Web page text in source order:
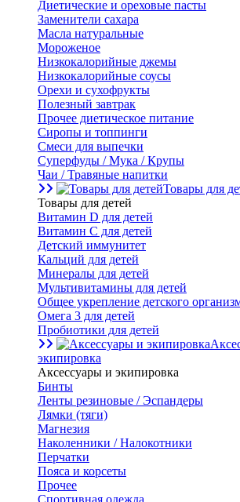
Диетические и ореховые пасты
Заменители сахара
Масла натуральные
Мороженое
Низкокалорийные джемы
Низкокалорийные соусы
Орехи и сухофрукты
Полезный завтрак
Прочее диетическое питание
Сиропы и топпинги
Смеси для выпечки
Суперфуды / Мука / Крупы
Чаи / Травяные напитки
Товары для
Товары для детей
Витамин D для детей
Витамин С для детей
Детский иммунитет
Кальций для детей
Минералы для детей
Мультивитамины для детей
Общее укрепление детского
Омега 3 для детей
Пробиотики для детей
экипировка
Аксессуары и экипировка
Бинты
Ленты резиновые / Эспандеры
Лямки (тяги)
Магнезия
Наколенники / Налокотники
Перчатки
Пояса и корсеты
Прочее
Спортивная одежда